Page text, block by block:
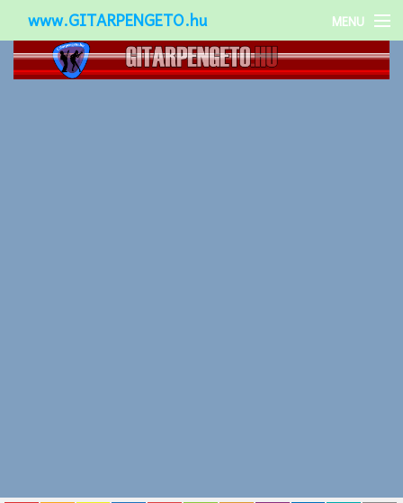
www.GITARPENGETO.hu MENU
Népszerű-